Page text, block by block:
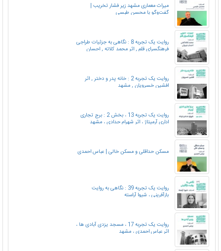
میراث معماری مشهد زیر فشار تخریب |
گفت‌وگو با محسن طبسی
روایت یک تجربه 8 : نگاهی به جزئیات طراجی
فرهنگسرای قلم , اثر محمد کلاته , احسان
روایت یک تجربه 2 : خانه پدر و دختر , اثر
افشین خسرویان , مشهد
روایت یک تجربه 13 ، بخش 2 : برج تجاری
اداری آرمیتاژ ، اثر شهرام حدادی ، مشهد
مسکن حداقلی و مسکن خالی | عباس احمدی
روایت یک تجربه 39 : نگاهی به روایت
بازآفرینی ، شیوا آراسته
روایت یک تجربه 17 ، مسجد یزدی آبادی ها ،
اثر عباس احمدی ، مشهد